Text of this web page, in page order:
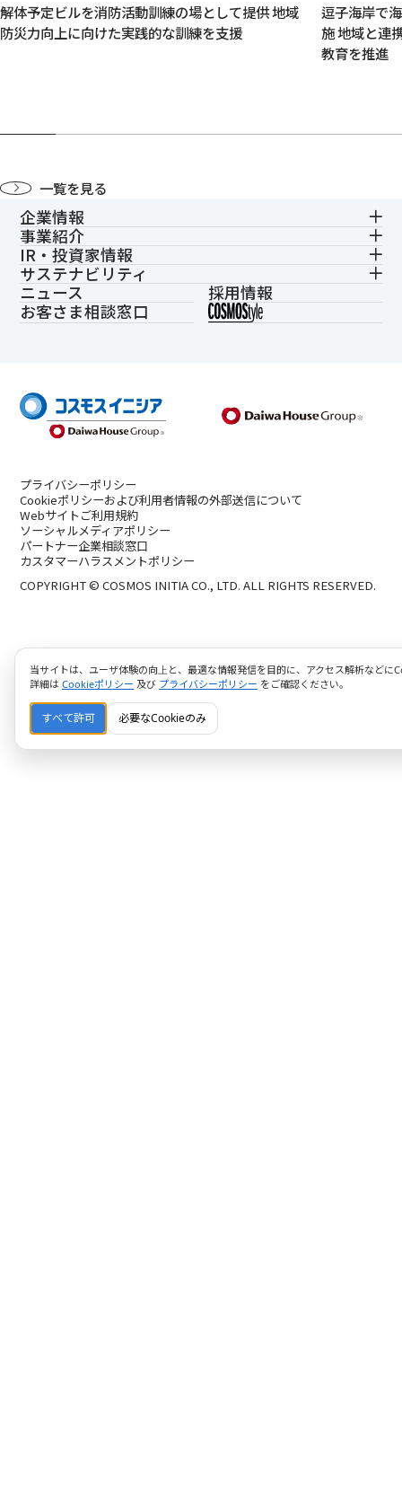
解体予定ビルを消防活動訓練の場として提供 地域
防災力向上に向けた実践的な訓練を支援
逗子海岸で
施 地域と連
教育を推進
一覧を見る
企業情報
事業紹介
IR・投資家情報
サステナビリティ
ニュース
採用情報
お客さま相談窓口
プライバシーポリシー
Cookieポリシーおよび利用者情報の外部送信について
Webサイトご利用規約
ソーシャルメディアポリシー
パートナー企業相談窓口
カスタマーハラスメントポリシー
COPYRIGHT © COSMOS INITIA CO., LTD. ALL RIGHTS RESERVED.
当サイトは、ユーザ体験の向上と、最適な情報発信を目的に、アクセス解析などに
詳細は Cookieポリシー 及び プライバシーポリシー をご確認ください。
すべて許可 必要なCookieのみ